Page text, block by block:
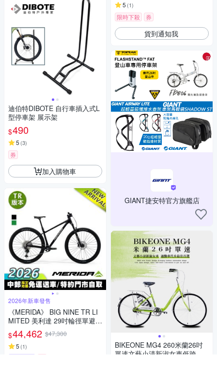
迪伯特DIBOTE 自行車插入式L
型停車架 展示架
$490
5 (3)
券
加入購物車
2026年新車發售
《MERIDA》 BIG NINE TR LI
MITED 美利達 29吋輪徑單避震
登山車 無附踏板/120mm前行
程/大9/林道/越野/XC/TRAIL/單
車/美利達2026
$44,462 $47,300
5 (1)
5 (1)
限時下殺 券
貨到通知我
GIANT捷安特官方旗艦店
BIKEONE MG4 260米蘭26吋
單速文藝小清新淑女車低跨點